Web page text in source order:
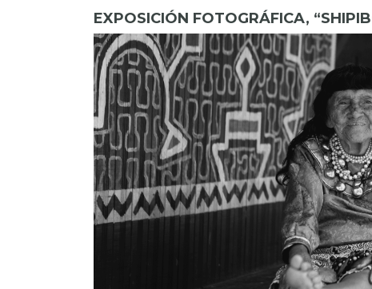
EXPOSICIÓN FOTOGRÁFICA,